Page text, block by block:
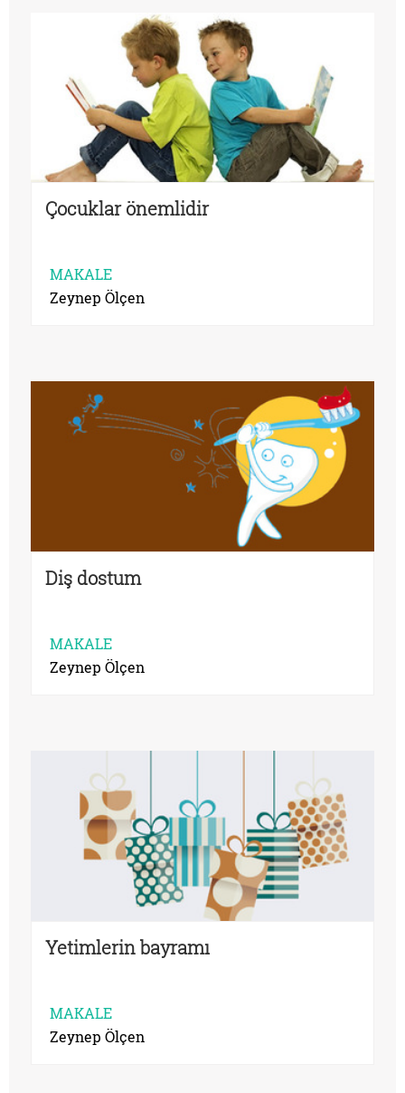
Çocuklar önemlidir
MAKALE
Zeynep Ölçen
Diş dostum
MAKALE
Zeynep Ölçen
Yetimlerin bayramı
MAKALE
Zeynep Ölçen